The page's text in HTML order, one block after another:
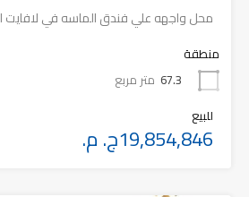
محل واجهه علي فندق الماسه في
منطقة
67.3 متر مربع
للبيع
19,854,846ج. م.